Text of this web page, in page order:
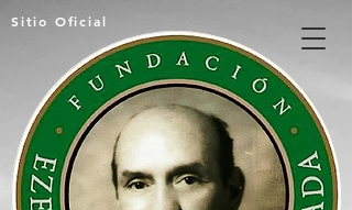
Sitio Oficial